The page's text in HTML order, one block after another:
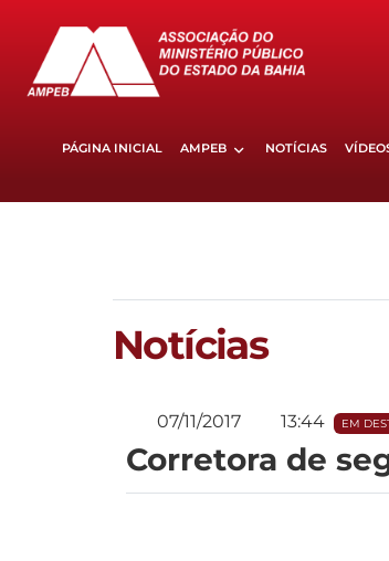
PÁGINA INICIAL AMPEB NOTÍCIAS
Notícias
07/11/2017 13:44 EM
Corretora de